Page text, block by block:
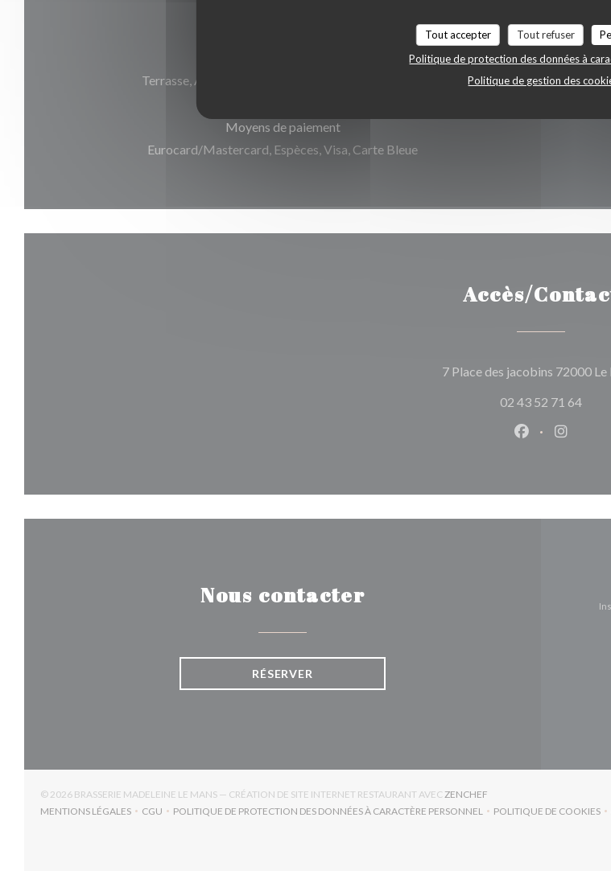
Tout accepter Tout refuser
Politique de protection des données à
Politique de gestion des
Terrasse, Ascenseur, Air conditionné - Climatisation
Moyens de paiement
Eurocard/Mastercard, Espèces, Visa, Carte Bleue
Accès/
7 Place des jacobins 72000 Le
02 43 52 71 64
Facebook
Nous contacter
RÉSERVER
© 2026 BRASSERIE MADELEINE LE MANS — CRÉATION DE SITE INTERNET RESTAURANT AVEC ZENCHEF
MENTIONS LÉGALES
((OUVRE UNE NOUVELLE FENÊTRE))
CGU
((OUVRE UNE NOUVELLE FENÊTRE))
POLITIQUE DE PROTECTION DES DONNÉES À CARACTÈRE PERSONNEL
((OUVRE UNE NOUVELLE FENÊTRE))
POLITIQUE DE COOKIES
((OUVRE